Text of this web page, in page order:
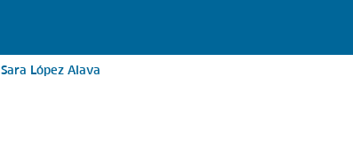
Sara López Alava